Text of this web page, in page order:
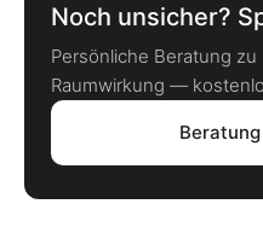
Noch unsicher?
Persönliche Beratung
Raumwirkung —